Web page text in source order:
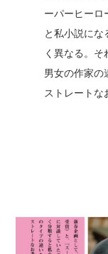
ーパーヒーロ
と私小説にな
く異なる。
男女の作家の
ストレートな